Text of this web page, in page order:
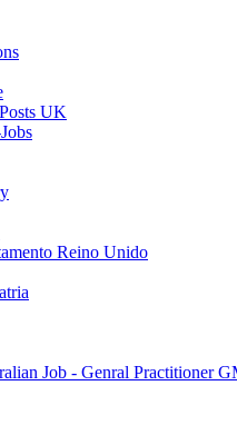
UK
Reino Unido
Job - Genral Practitioner